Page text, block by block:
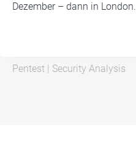
Dezember – dann in London.
Pentest Security Analysis